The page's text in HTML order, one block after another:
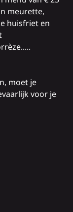
meurette,
huisfriet en
moet je
voor je